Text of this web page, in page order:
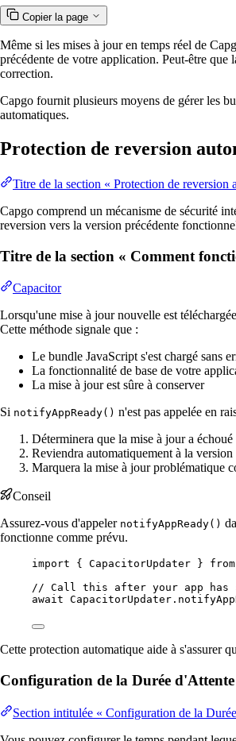
Copier la page
Même si les mises à jour en temps réel de
précédente de votre application. Peut-être
correction.
Capgo fournit plusieurs moyens de gérer les
automatiques.
Protection de reversion
Titre de la section « Protection de reversion
Capgo comprend un mécanisme de sécurité
reversion vers la version précédente
Titre de la section « Comment
Capacitor
Lorsqu'une mise à jour nouvelle est
Cette méthode signale que :
Le bundle JavaScript s'est chargé sans
La fonctionnalité de base de votre
La mise à jour est sûre à conserver
Si notifyAppReady() n'est pas appelée en
Déterminera que la mise à jour a
Reviendra automatiquement à la
Marquera la mise à jour problématique
Conseil
Assurez-vous d'appeler notifyAppReady()
fonctionne comme prévu.
import { CapacitorUpdater } from
// Call this after your app has
await CapacitorUpdater.
Cette protection automatique aide à s'assurer
Configuration de la Durée d'Attente
Section intitulée « Configuration de la